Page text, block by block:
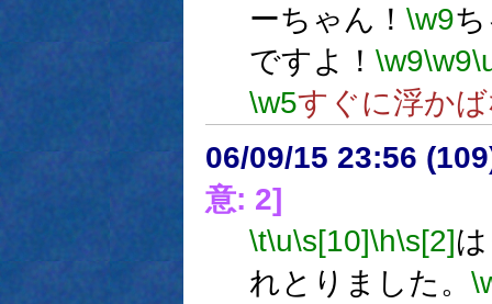
ーちゃん！ \w9
ですよ！ \w9\w9
\w5すぐに浮か
06/09/15 23:56
意: 2]
\t\u\s[10]\h\s[2]
れとりました。